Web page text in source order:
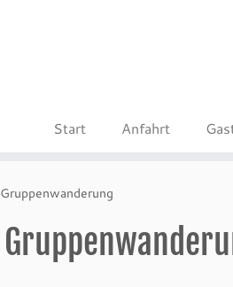
Start Anfahrt
Gruppenwanderung